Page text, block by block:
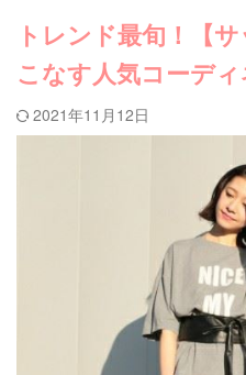
トレンド最旬！【
こなす人気コーデ
2021年11月12日